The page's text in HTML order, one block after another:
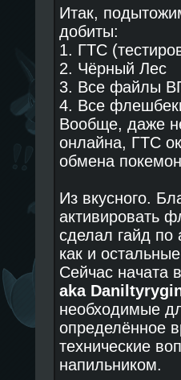
Итак,
добиты:
1. ГТС
2. Чёрный Лес
3. Все файлы
4. Все
Вообще, даже
онлайна, ГТС
обмена
Из вкусного.
активировать
сделал гайд по
как и
Сейчас начата
aka
необходимые
определённое
технические
напильником.